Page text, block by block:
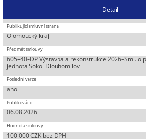
Detail
Olomoucký kraj
605–40–DP Výstavba a rekonstrukce 2026–Sml. o
jednota Sokol Dlouhomilov
ano
06.08.2026
100 000 CZK bez DPH